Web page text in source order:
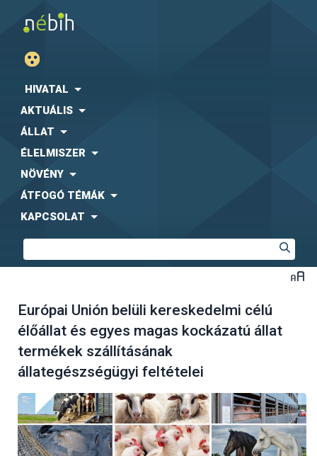
HIVATAL
AKTUÁLIS
ÁLLAT
ÉLELMISZER
NÖVÉNY
ÁTFOGÓ TÉMÁK
KAPCSOLAT
Európai Unión belüli kereskedelmi célú
élőállat és egyes magas kockázatú állat
termékek szállításának
állategészségügyi feltételei